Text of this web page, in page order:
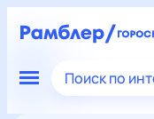
Поиск по